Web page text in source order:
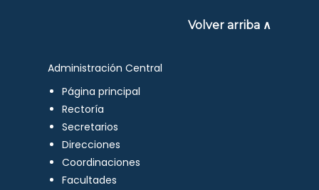
Volver arriba ∧
Administración Central
Página principal
Rectoría
Secretarios
Direcciones
Coordinaciones
Facultades